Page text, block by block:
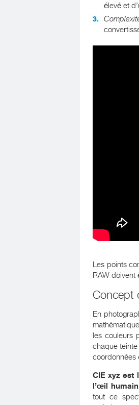
élevé et
Les points
RAW doivent
Concept
En
les couleurs
chaque
coordonnées
CIE xyz est
l’œil
tout ce